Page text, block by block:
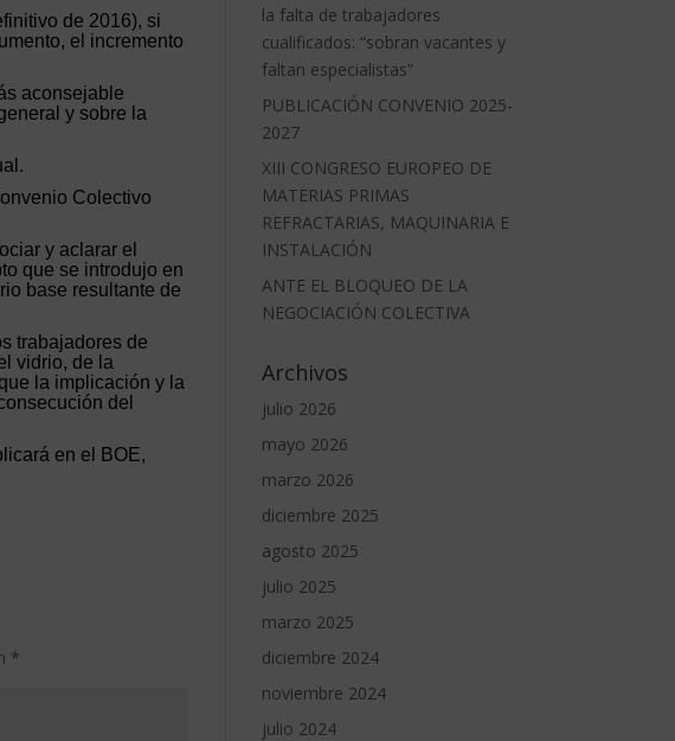
de 2016), si
el incremento
aconsejable
y sobre la
Colectivo
y aclarar el
que se introdujo en
base resultante de
trabajadores de
vidrio, de la
la implicación y la
del
en el BOE,
*
la falta de trabajadores
cualificados: “sobran vacantes y
faltan especialistas”
PUBLICACIÓN CONVENIO 2025-
2027
XIII CONGRESO EUROPEO DE
MATERIAS PRIMAS
REFRACTARIAS, MAQUINARIA E
INSTALACIÓN
ANTE EL BLOQUEO DE LA
NEGOCIACIÓN COLECTIVA
Archivos
julio 2026
mayo 2026
marzo 2026
diciembre 2025
agosto 2025
julio 2025
marzo 2025
diciembre 2024
noviembre 2024
julio 2024